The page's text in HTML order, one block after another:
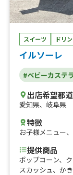
スイーツ ドリ
イルソーレ
#ベビーカステ
出店希望都
愛知県、 岐阜県
特徴
お子様メニュー、
提供商品
ポップコーン、
スカッシュ、か